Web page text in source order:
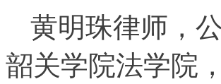
黄明珠律师 ，
韶关学院法学院，